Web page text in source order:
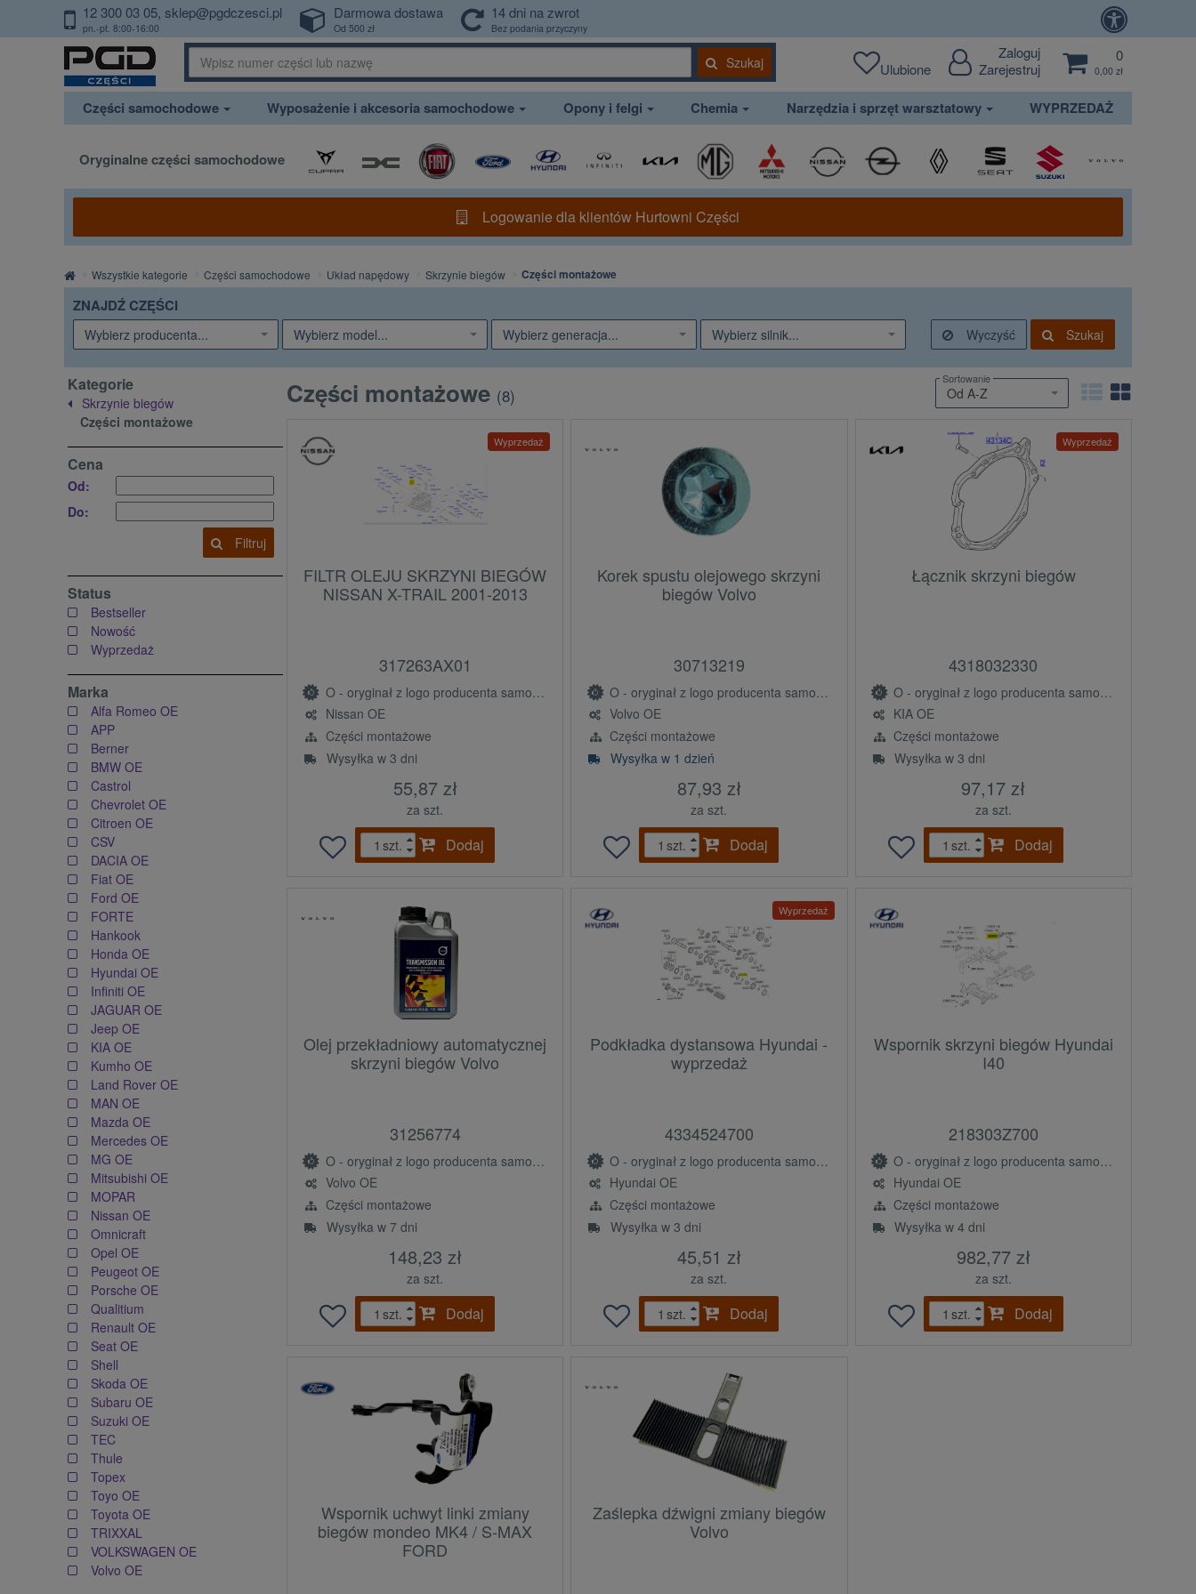
PrzejdzDoTresci
12 300 03 05 sklep@pgdczesci.pl
pn.-pt. 8:00-16:00
Darmowa dostawa
Od 500 zł
14 dni na zwrot
Bez podania przyczyny
Szukaj Ulubione
Zaloguj
Zarejestruj
0
0,00 zł
Części samochodowe Wyposażenie i akcesoria samochodowe Opony i felgi Chemia Narzędzia i sprzęt warsztatowy WYPRZEDAŻ
Oryginalne części samochodowe
Logowanie dla klientów Hurtowni Części
Strona
główna
Wszystkie kategorie Części samochodowe Układ napędowy Skrzynie biegów Części montażowe
ZNAJDŹ CZĘŚCI
Wybierz producenta... Wybierz model... Wybierz generacja... Wybierz silnik... Wyczyść Szukaj
Kategorie
Skrzynie biegów
Części montażowe
Cena
Od:
Do:
Filtruj
Status
Bestseller
Nowość
Wyprzedaż
Marka
Alfa Romeo OE
APP
Berner
BMW OE
Castrol
Chevrolet OE
Citroen OE
CSV
DACIA OE
Fiat OE
Ford OE
FORTE
Hankook
Honda OE
Hyundai OE
Infiniti OE
JAGUAR OE
Jeep OE
KIA OE
Kumho OE
Land Rover OE
MAN OE
Mazda OE
Mercedes OE
MG OE
Mitsubishi OE
MOPAR
Nissan OE
Omnicraft
Opel OE
Peugeot OE
Porsche OE
Qualitium
Renault OE
Seat OE
Shell
Skoda OE
Subaru OE
Suzuki OE
TEC
Thule
Topex
Toyo OE
Toyota OE
TRIXXAL
VOLKSWAGEN OE
Volvo OE
Części montażowe (8) Od A-Z
Sortowanie
Wyprzedaż
FILTR OLEJU SKRZYNI BIEGÓW
NISSAN X-TRAIL 2001-2013
317263AX01
O - oryginał z logo producenta samochodu (OE)
Nissan OE
Części montażowe
Wysyłka w 3 dni
55,87 zł
za szt.
szt.
Dodaj
Korek spustu olejowego skrzyni
biegów Volvo
30713219
O - oryginał z logo producenta samochodu (OE)
Volvo OE
Części montażowe
Wysyłka w 1 dzień
87,93 zł
za szt.
szt.
Dodaj
Wyprzedaż
Łącznik skrzyni biegów
4318032330
O - oryginał z logo producenta samochodu (OE)
KIA OE
Części montażowe
Wysyłka w 3 dni
97,17 zł
za szt.
szt.
Dodaj
Olej przekładniowy automatycznej
skrzyni biegów Volvo
31256774
O - oryginał z logo producenta samochodu (OE)
Volvo OE
Części montażowe
Wysyłka w 7 dni
148,23 zł
za szt.
szt.
Dodaj
Wyprzedaż
Podkładka dystansowa Hyundai -
wyprzedaż
4334524700
O - oryginał z logo producenta samochodu (OE)
Hyundai OE
Części montażowe
Wysyłka w 3 dni
45,51 zł
za szt.
szt.
Dodaj
Wspornik skrzyni biegów Hyundai
I40
218303Z700
O - oryginał z logo producenta samochodu (OE)
Hyundai OE
Części montażowe
Wysyłka w 4 dni
982,77 zł
za szt.
szt.
Dodaj
Wspornik uchwyt linki zmiany
biegów mondeo MK4 / S-MAX
FORD
Zaślepka dźwigni zmiany biegów
Volvo